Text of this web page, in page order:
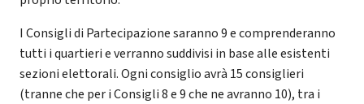
I Consigli di Partecipazione saranno 9 e comprenderanno
tutti i quartieri e verranno suddivisi in base alle esistenti
sezioni elettorali. Ogni consiglio avrà 15 consiglieri
(tranne che per i Consigli 8 e 9 che ne avranno 10), tra i